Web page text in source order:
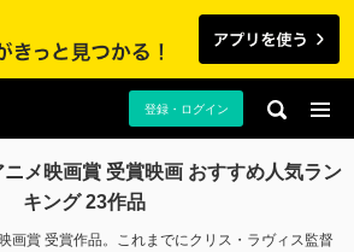
登録・ログイン
メ映画賞 受賞映画 おすすめ人気ラン
キング 23作品
画賞 受賞作品。これまでにクリス・ラヴィス監督